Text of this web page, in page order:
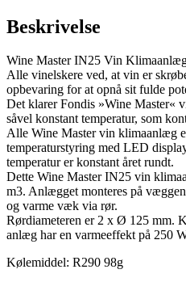
Beskrivelse
Wine Master IN25 Vin
Alle vinelskere ved, at vin er
opbevaring for at opnå sit fulde
Det klarer Fondis »Wine Master«
såvel konstant temperatur, som
Alle Wine Master vin klimaanlæg
temperaturstyring med LED
temperatur er konstant året rundt.
Dette Wine Master IN25 vin
m3. Anlægget monteres på
og varme væk via rør.
Rørdiameteren er 2 x Ø 125 mm.
anlæg har en varmeeffekt på 250
Kølemiddel: R290 98g